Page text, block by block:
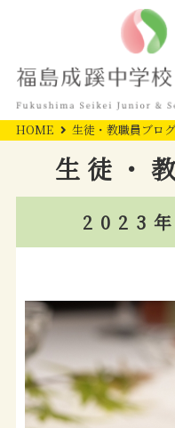
HOME 生徒・教職員ブログ
生徒・
2023